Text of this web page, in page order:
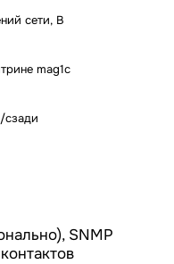
сети, В
mag1c
сзади
SNMP